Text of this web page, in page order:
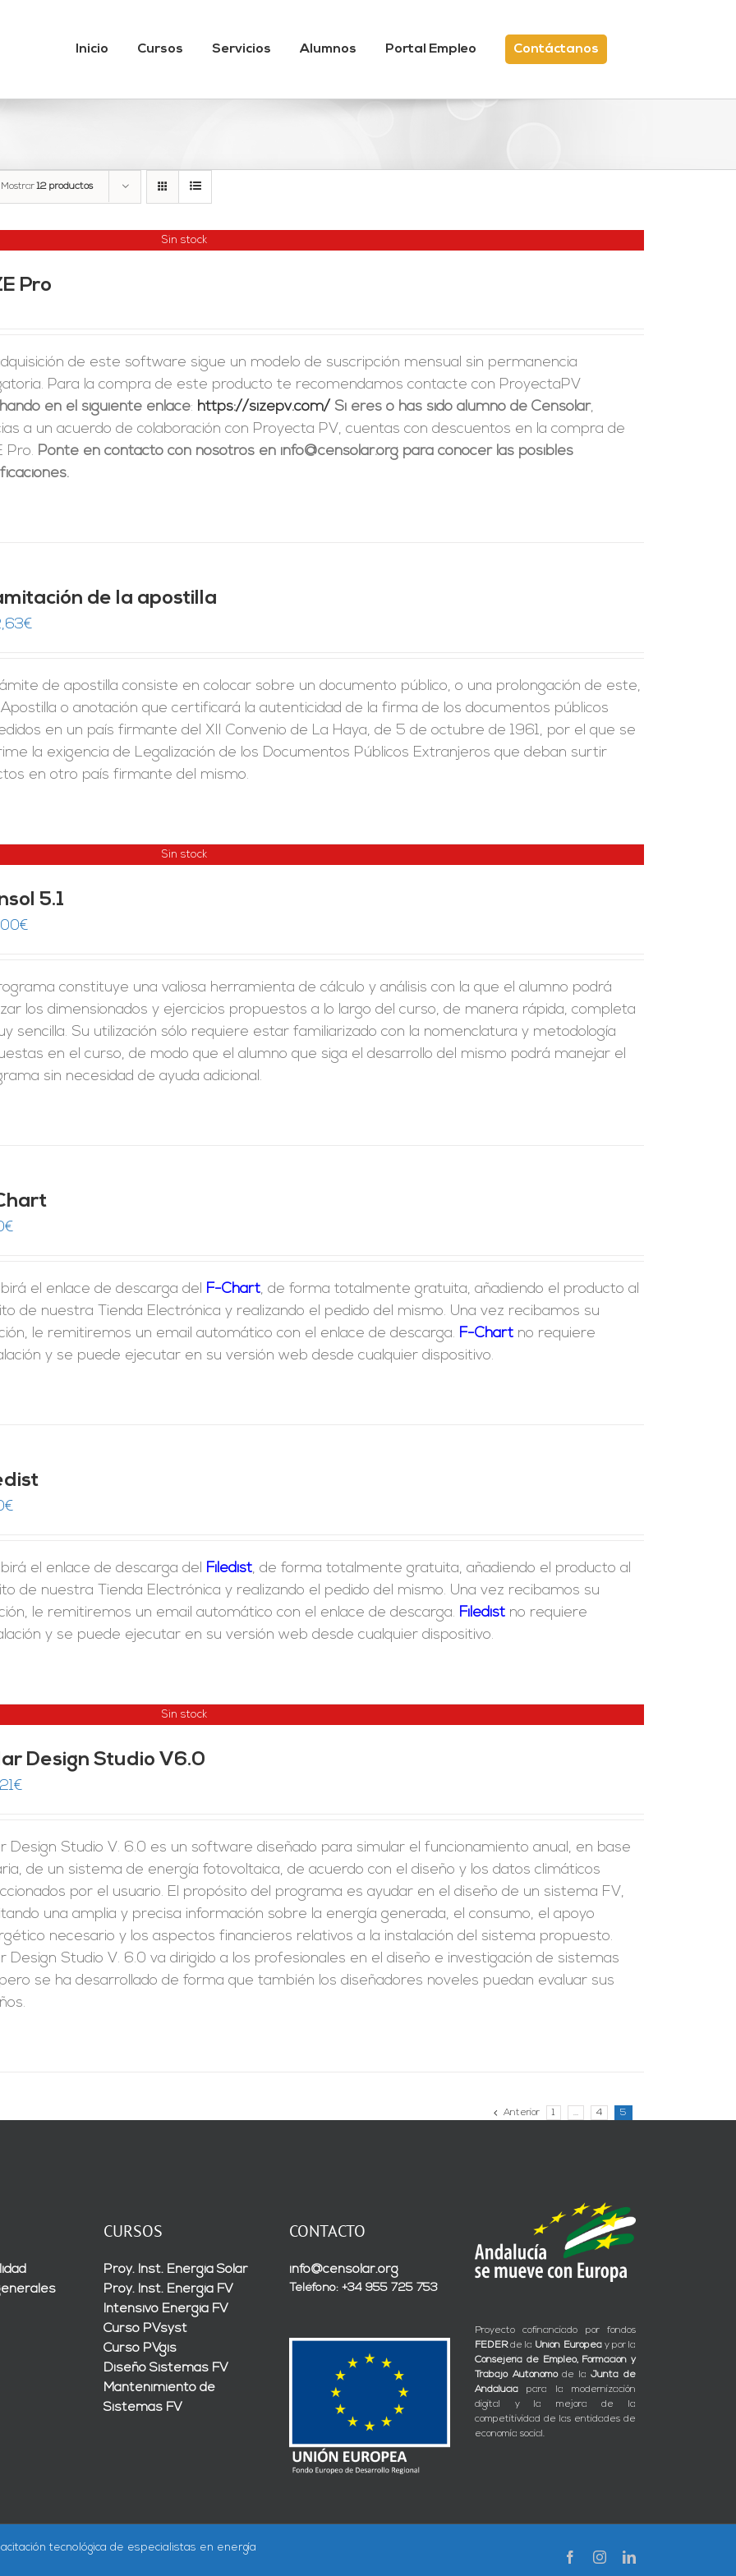
Inicio Cursos Servicios Alumnos Portal Empleo Contáctanos
Mostrar12 productos
Sin stock
Pro
de este software sigue un modelo de suscripción mensual sin permanencia
Para la compra de este producto te recomendamos contacte con ProyectaPV
en el siguiente enlace: https://sizepv.com/ Si eres o has sido alumno de Censolar,
a un acuerdo de colaboración con Proyecta PV, cuentas con descuentos en la compra de
Pro. Ponte en contacto con nosotros en info@censolar.org para conocer las posibles
de la apostilla
€
de apostilla consiste en colocar sobre un documento público, o una prolongación de este,
o anotación que certificará la autenticidad de la firma de los documentos públicos
en un país firmante del XII Convenio de La Haya, de 5 de octubre de 1961, por el que se
la exigencia de Legalización de los Documentos Públicos Extranjeros que deban surtir
en otro país firmante del mismo.
Sin stock
5.1
€
constituye una valiosa herramienta de cálculo y análisis con la que el alumno podrá
los dimensionados y ejercicios propuestos a lo largo del curso, de manera rápida, completa
sencilla. Su utilización sólo requiere estar familiarizado con la nomenclatura y metodología
en el curso, de modo que el alumno que siga el desarrollo del mismo podrá manejar el
sin necesidad de ayuda adicional.
€
el enlace de descarga del F-Chart, de forma totalmente gratuita, añadiendo el producto al
de nuestra Tienda Electrónica y realizando el pedido del mismo. Una vez recibamos su
le remitiremos un email automático con el enlace de descarga. F-Chart no requiere
y se puede ejecutar en su versión web desde cualquier dispositivo.
€
el enlace de descarga del Filedist, de forma totalmente gratuita, añadiendo el producto al
de nuestra Tienda Electrónica y realizando el pedido del mismo. Una vez recibamos su
le remitiremos un email automático con el enlace de descarga. Filedist no requiere
y se puede ejecutar en su versión web desde cualquier dispositivo.
Sin stock
Design Studio V6.0
€
Design Studio V. 6.0 es un software diseñado para simular el funcionamiento anual, en base
de un sistema de energía fotovoltaica, de acuerdo con el diseño y los datos climáticos
por el usuario. El propósito del programa es ayudar en el diseño de un sistema FV,
una amplia y precisa información sobre la energía generada, el consumo, el apoyo
necesario y los aspectos financieros relativos a la instalación del sistema propuesto.
Design Studio V. 6.0 va dirigido a los profesionales en el diseño e investigación de sistemas
se ha desarrollado de forma que también los diseñadores noveles puedan evaluar sus
Anterior 1 … 4 5
CURSOS
Proy. Inst. Energía Solar
Proy. Inst. Energía FV
Intensivo Energía FV
Curso PVsyst
Curso PVgis
Diseño Sistemas FV
Mantenimiento de
Sistemas FV
CONTACTO
info@censolar.org
Teléfono: +34 955 725 753
Proyecto cofinanciado por fondos
FEDERde la Unión Europeay por la
Consejería de Empleo, Formación y
Trabajo Autónomode laJunta de
Andalucía para la modernización
digital y la mejora de la
competitividad de las entidades de
economía social.
tecnológica de especialistas en energía
FacebookInstagramLinkedIn